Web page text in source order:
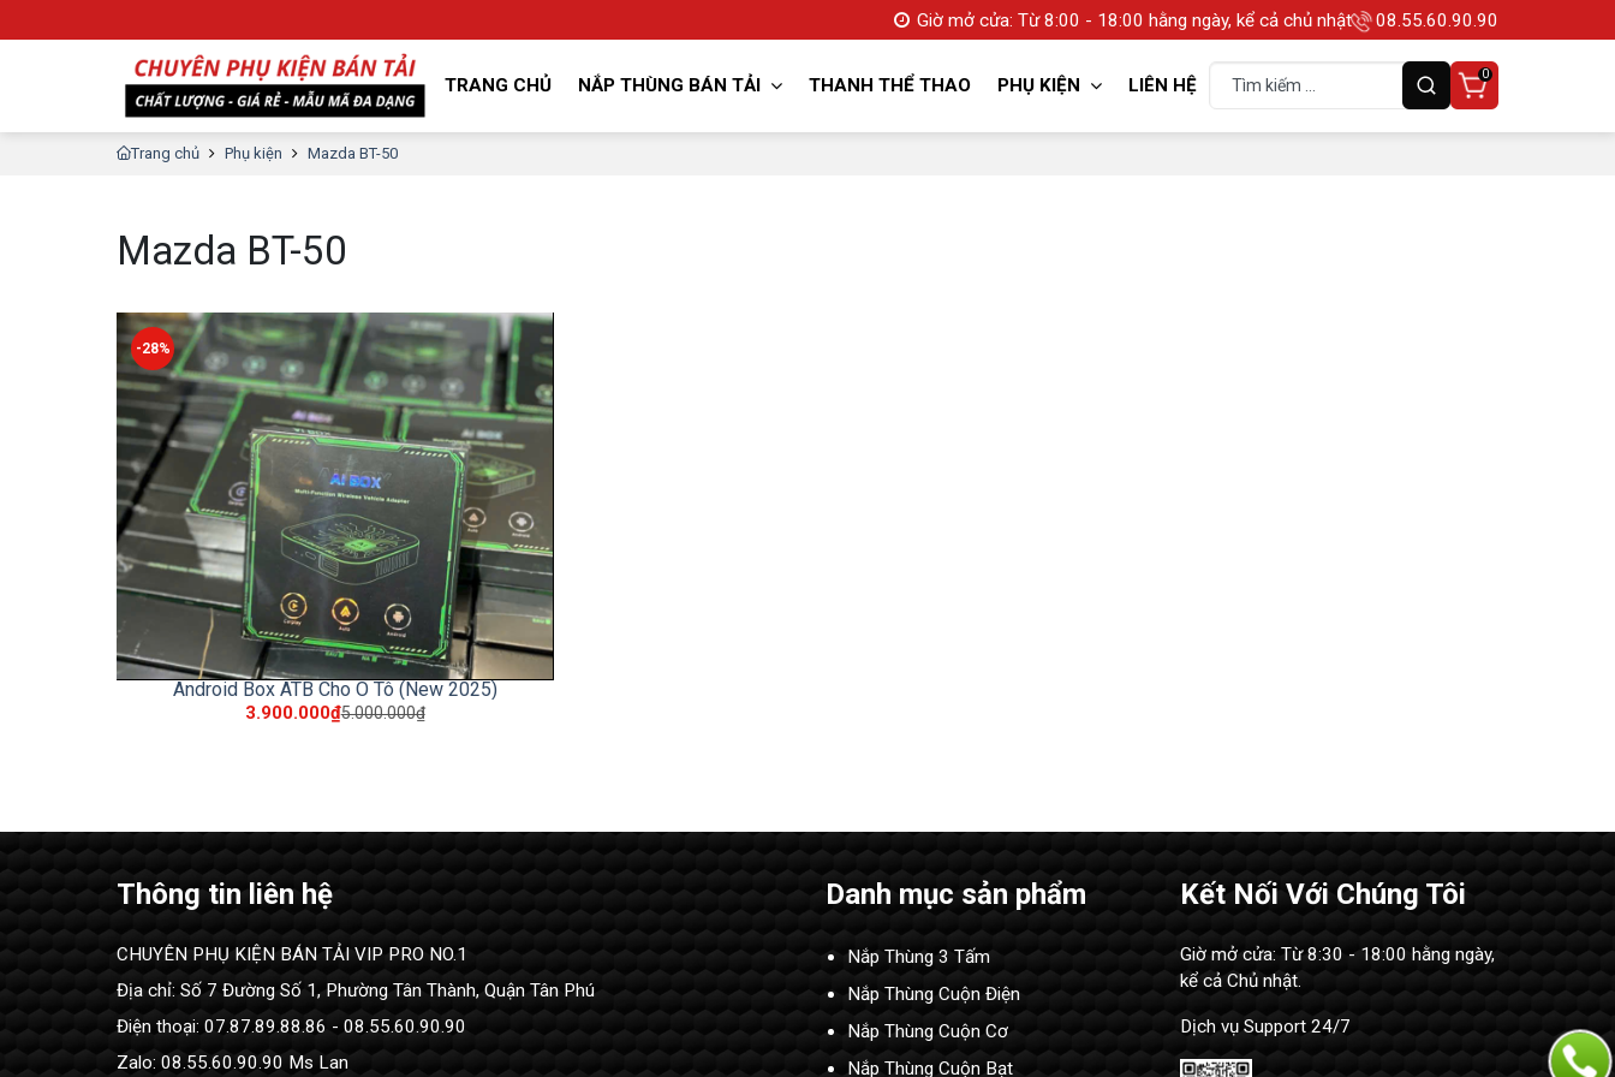
Giờ mở cửa: Từ 8:00 - 18:00 hằng ngày, kể cả chủ nhật 08.55.60.90.90
TRANG CHỦ NẮP THÙNG BÁN TẢI THANH THỂ THAO PHỤ KIỆN LIÊN HỆ
0
Trang chủ Phụ kiện Mazda BT-50
Mazda BT-50
-28%
Android Box ATB Cho Ô Tô (New 2025)
3.900.000₫5.000.000₫
Thông tin liên hệ
CHUYÊN PHỤ KIỆN BÁN TẢI VIP PRO NO.1
Địa chỉ: Số 7 Đường Số 1, Phường Tân Thành, Quận Tân Phú
Điện thoại: 07.87.89.88.86 - 08.55.60.90.90
Zalo: 08.55.60.90.90 Ms Lan
Danh mục sản phẩm
Nắp Thùng 3 Tấm
Nắp Thùng Cuộn Điện
Nắp Thùng Cuộn Cơ
Nắp Thùng Cuộn Bạt
Kết Nối Với Chúng Tôi
Giờ mở cửa: Từ 8:30 - 18:00 hằng ngày,
kể cả Chủ nhật.
Dịch vụ Support 24/7